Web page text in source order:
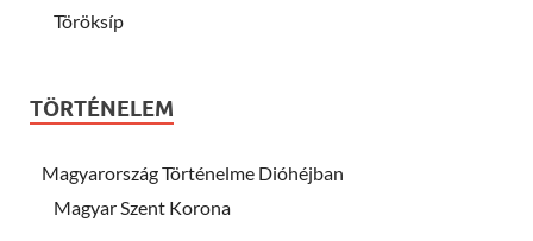
Töröksíp
TÖRTÉNELEM
Magyarország Történelme Dióhéjban
Magyar Szent Korona